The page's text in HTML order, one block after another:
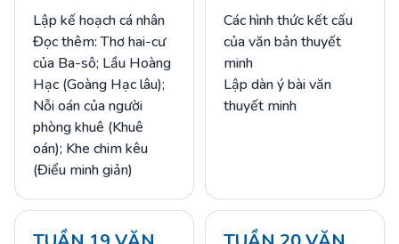
Lập kế hoạch cá nhân
Đọc thêm: Thơ hai-cư
của Ba-sô; Lầu Hoàng
Hạc (Goàng Hạc lâu);
Nỗi oán của người
phòng khuê (Khuê
oán); Khe chim kêu
(Điểu minh giản)
Các hình thức kết cấu
của văn bản thuyết
minh
Lập dàn ý bài văn
thuyết minh